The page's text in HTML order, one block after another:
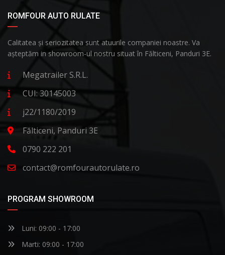
ROMFOUR AUTO RULATE
Calitatea și seriozitatea sunt atuurile companiei noastre. Va
așteptăm in showroom-ul nostru situat în Fălticeni, Panduri 3E.
Megatrailer S.R.L.
CUI: 30145003
j22/1180/2019
Fălticeni, Panduri 3E
0790 222 201
contact@romfourautorulate.ro
PROGRAM SHOWROOM
Luni: 09:00 - 17:00
Marti: 09:00 - 17:00